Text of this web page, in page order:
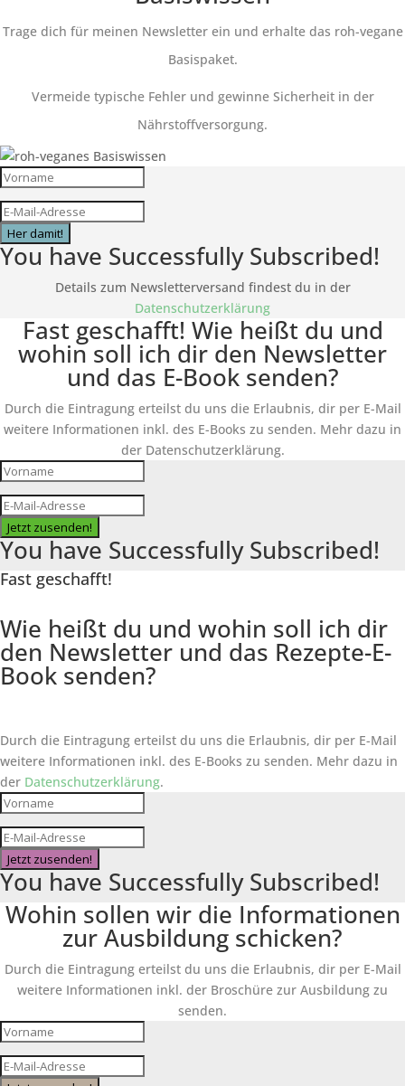
Trage dich für meinen Newsletter ein und erhalte das roh-vegane
Basispaket.
Vermeide typische Fehler und gewinne Sicherheit in der
Nährstoffversorgung.
Her damit!
You have Successfully Subscribed!
Details zum Newsletterversand findest du in der
Datenschutzerklärung
Fast geschafft! Wie heißt du und
wohin soll ich dir den Newsletter
und das E-Book senden?
Durch die Eintragung erteilst du uns die Erlaubnis, dir per E-Mail
weitere Informationen inkl. des E-Books zu senden. Mehr dazu in
der Datenschutzerklärung.
Jetzt zusenden!
You have Successfully Subscribed!
Fast geschafft!
Wie heißt du und wohin soll ich dir
den Newsletter und das Rezepte-E-
Book senden?
Durch die Eintragung erteilst du uns die Erlaubnis, dir per E-Mail
weitere Informationen inkl. des E-Books zu senden. Mehr dazu in
der Datenschutzerklärung.
Jetzt zusenden!
You have Successfully Subscribed!
Wohin sollen wir die Informationen
zur Ausbildung schicken?
Durch die Eintragung erteilst du uns die Erlaubnis, dir per E-Mail
weitere Informationen inkl. der Broschüre zur Ausbildung zu
senden.